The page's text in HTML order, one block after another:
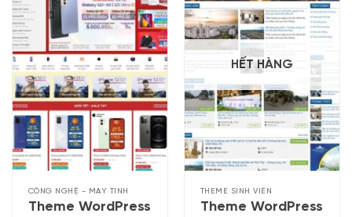
CÔNG NGHỆ - MÁY TÍNH
Theme WordPress
HẾT HÀNG
THEME SINH VIÊN
Theme WordPress